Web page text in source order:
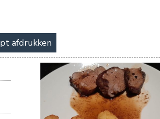
afdrukken